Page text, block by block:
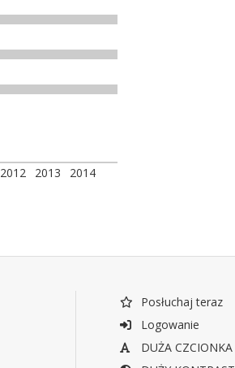
2012 2013
2014
Posłuchaj teraz
Logowanie
DUŻA CZCIONKA